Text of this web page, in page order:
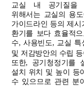
교실 내 공기질을
위해서는 교실의 용
가이드라인 등의 제시
환기를 보다 효율적
수, 사용빈도, 교실 특
및 저감방안의 수립
또한, 공기청정기를
설치 위치 및 높이 등
수 있으므로 관련 분